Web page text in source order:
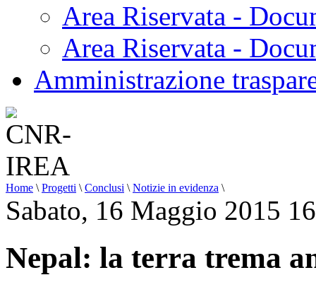
Area Riservata -
Area Riservata -
Amministrazione
Home \ Progetti \ Conclusi \ Notizie in evidenza \
Sabato, 16 Maggio 2015
Nepal: la terra trema